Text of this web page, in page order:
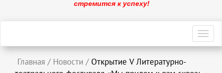
стремится к успеху!
Главная / Новости / Открытие V Литературно-